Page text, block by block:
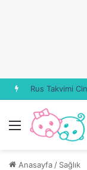
Rus Takvimi
Menü
Anasayfa / Sağlık